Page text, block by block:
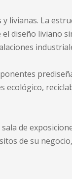
livianas. La
diseño liviano
ecológico,
de
de su